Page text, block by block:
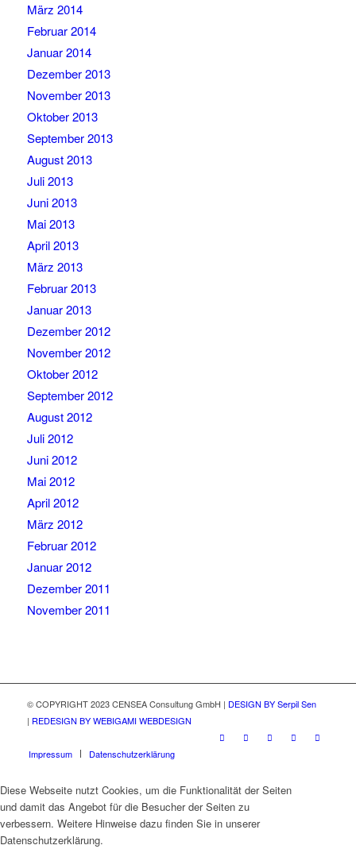
März 2014
Februar 2014
Januar 2014
Dezember 2013
November 2013
Oktober 2013
September 2013
August 2013
Juli 2013
Juni 2013
Mai 2013
April 2013
März 2013
Februar 2013
Januar 2013
Dezember 2012
November 2012
Oktober 2012
September 2012
August 2012
Juli 2012
Juni 2012
Mai 2012
April 2012
März 2012
Februar 2012
Januar 2012
Dezember 2011
November 2011
© COPYRIGHT 2023 CENSEA Consultung GmbH | DESIGN BY Serpil Sen
| REDESIGN BY WEBIGAMI WEBDESIGN
Impressum Datenschutzerklärung
Diese Webseite nutzt Cookies, um die Funktionalität der Seiten
und damit das Angebot für die Besucher der Seiten zu
verbessern. Weitere Hinweise dazu finden Sie in unserer
Datenschutzerklärung.